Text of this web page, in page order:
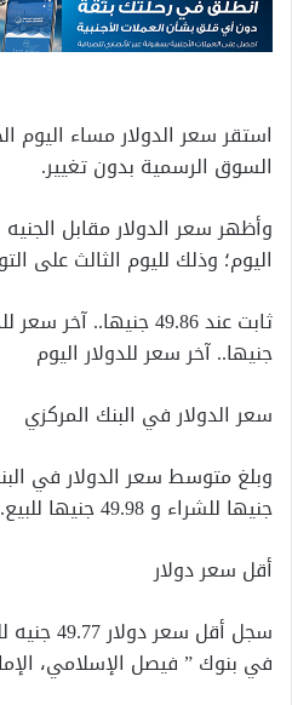
السوق الرسمية بدون تغيير.
وأظهر سعر الدولار مقابل
اليوم؛ وذلك لليوم الثالث على
جنيها.. آخر سعر للدولار اليوم
سعر الدولار في البنك المركزي
جنيها للشراء و 49.98 جنيها للبيع.
أقل سعر دولار
في بنوك ” فيصل الإسلامي،